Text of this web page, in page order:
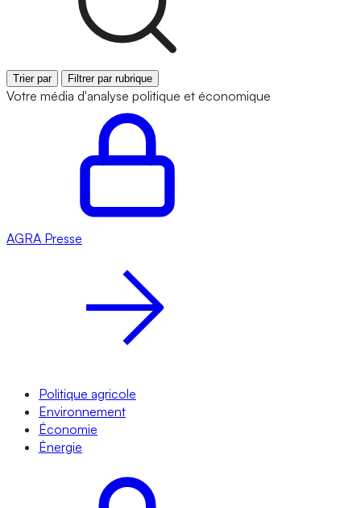
Trier par Filtrer par rubrique
Votre média d'analyse politique et économique
AGRA Presse
Politique agricole
Environnement
Économie
Énergie